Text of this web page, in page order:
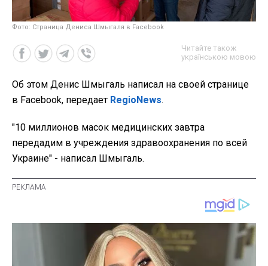
Фото: Страница Дениса Шмыгаля в Facebook
Читайте також
українською мовою
Об этом Денис Шмыгаль написал на своей странице
в Facebook, передает RegioNews.
"10 миллионов масок медицинских завтра
передадим в учреждения здравоохранения по всей
Украине" - написал Шмыгаль.